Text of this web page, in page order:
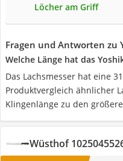
Löcher am Griff
Fragen und Antworten zu
Welche Länge hat das
Das Lachsmesser hat eine
Produktvergleich ähnlicher
Klingenlänge zu den
Wüsthof